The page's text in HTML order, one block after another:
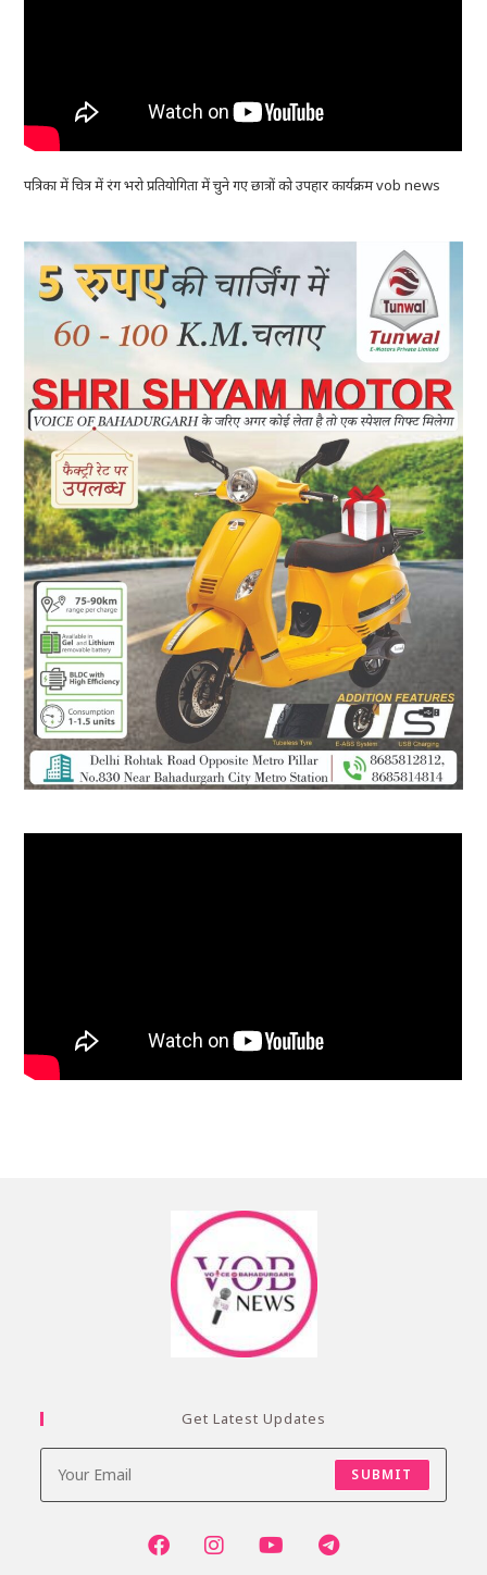
पत्रिका में चित्र में रंग भरो प्रतियोगिता में चुने गए छात्रों को उपहार कार्यक्रम vob news
Get Latest Updates
SUBMIT